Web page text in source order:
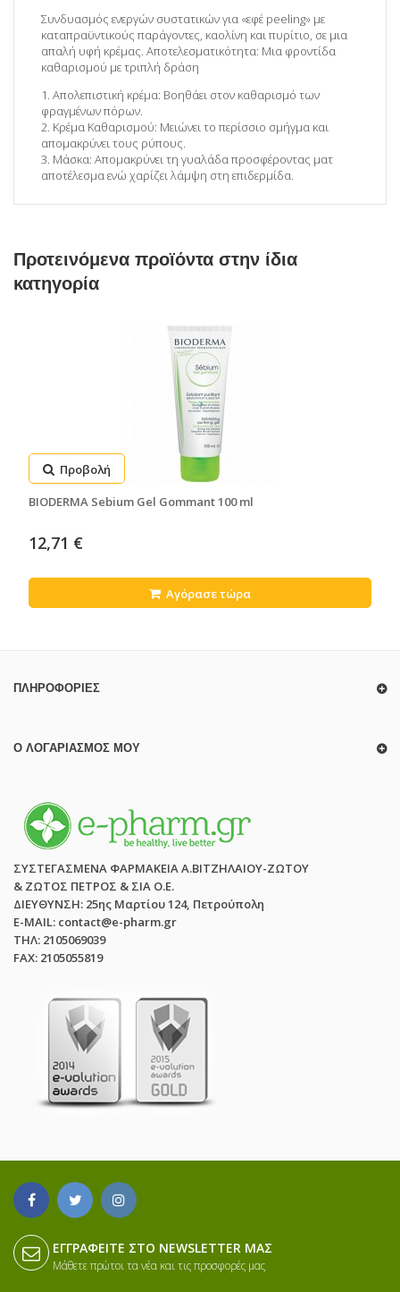
Συνδυασμός ενεργών συστατικών για «εφέ peeling» με
καταπραϋντικούς παράγοντες, καολίνη και πυρίτιο, σε μια
απαλή υφή κρέμας. Αποτελεσματικότητα: Μια φροντίδα
καθαρισμού με τριπλή δράση
1. Απολεπιστική κρέμα: Βοηθάει στον καθαρισμό των
φραγμένων πόρων.
2. Κρέμα Καθαρισμού: Μειώνει το περίσσιο σμήγμα και
απομακρύνει τους ρύπους.
3. Μάσκα: Απομακρύνει τη γυαλάδα προσφέροντας ματ
αποτέλεσμα ενώ χαρίζει λάμψη στη επιδερμίδα.
Προτεινόμενα προϊόντα στην ίδια
κατηγορία
Προβολή
BIODERMA Sebium Gel Gommant 100 ml
12,71 €
Αγόρασε τώρα
ΠΛΗΡΟΦΟΡΊΕΣ
Ο ΛΟΓΑΡΙΑΣΜΌΣ ΜΟΥ
ΣΥΣΤΕΓΑΣΜΕΝΑ ΦΑΡΜΑΚΕΙΑ Α.ΒΙΤΖΗΛΑΙΟΥ-ΖΩΤΟΥ
& ΖΩΤΟΣ ΠΕΤΡΟΣ & ΣΙΑ Ο.Ε.
ΔΙΕΥΘΥΝΣΗ: 25ης Μαρτίου 124, Πετρούπολη
E-MAIL: contact@e-pharm.gr
ΤΗΛ: 2105069039
FAX: 2105055819
ΕΓΓΡΑΦΕΊΤΕ ΣΤΟ NEWSLETTER ΜΑΣ
Μάθετε πρώτοι τα νέα και τις προσφορές μας